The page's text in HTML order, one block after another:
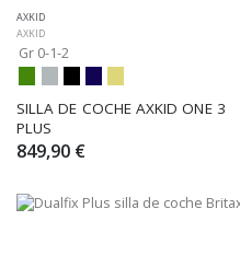
AXKID
AXKID
Gr 0-1-2
SILLA DE COCHE AXKID ONE 3
PLUS
849,90 €